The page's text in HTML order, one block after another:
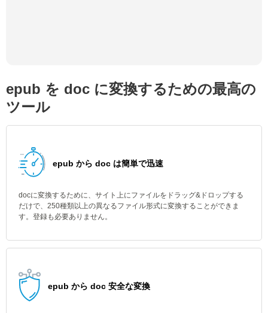
epub を doc に変換するための最高の
ツール
epub から doc は簡単で迅速
docに変換するために、サイト上にファイルをドラッグ&ドロップする
だけで、250種類以上の異なるファイル形式に変換することができま
す。登録も必要ありません。
epub から doc 安全な変換